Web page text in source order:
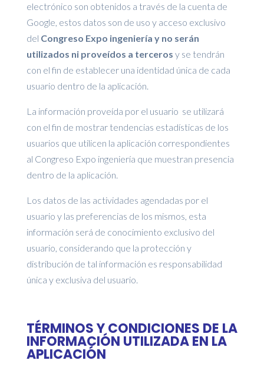
electrónico son obtenidos a través de la cuenta de
Google, estos datos son de uso y acceso exclusivo
del Congreso Expo ingeniería y no serán
utilizados ni proveídos a terceros y se tendrán
con el fin de establecer una identidad única de cada
usuario dentro de la aplicación.
La información proveída por el usuario se utilizará
con el fin de mostrar tendencias estadísticas de los
usuarios que utilicen la aplicación correspondientes
al Congreso Expo ingeniería que muestran presencia
dentro de la aplicación.
Los datos de las actividades agendadas por el
usuario y las preferencias de los mismos, esta
información será de conocimiento exclusivo del
usuario, considerando que la protección y
distribución de tal información es responsabilidad
única y exclusiva del usuario.
TÉRMINOS Y CONDICIONES DE LA
INFORMACIÓN UTILIZADA EN LA
APLICACIÓN